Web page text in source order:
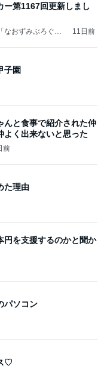
ー第1167回更新しまし
なおずみぶろぐ」
11日前
子園
んと食事で紹介された仲
よく出来ないと思った
前
た理由
円を支援するのかと聞か
パソコン
♡